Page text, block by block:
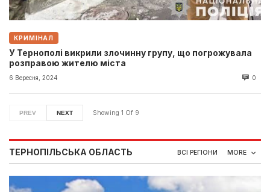
КРИМІНАЛ
У Тернополі викрили злочинну групу, що погрожувала
розправою жителю міста
6 Вересня, 2024 0
PREV NEXT Showing 1 Of 9
ТЕРНОПІЛЬСЬКА ОБЛАСТЬ ВСІ РЕГІОНИ MORE